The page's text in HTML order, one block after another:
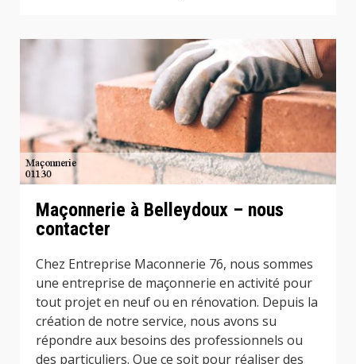
Maçonnerie à Belleydoux – nous
contacter
Chez Entreprise Maconnerie 76, nous sommes
une entreprise de maçonnerie en activité pour
tout projet en neuf ou en rénovation. Depuis la
création de notre service, nous avons su
répondre aux besoins des professionnels ou
des particuliers. Que ce soit pour réaliser des